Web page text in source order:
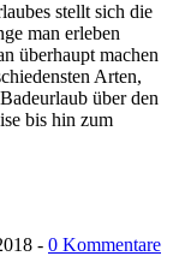
stellt sich die
man erleben
überhaupt machen
Arten,
über den
bis hin zum
- 0 Kommentare